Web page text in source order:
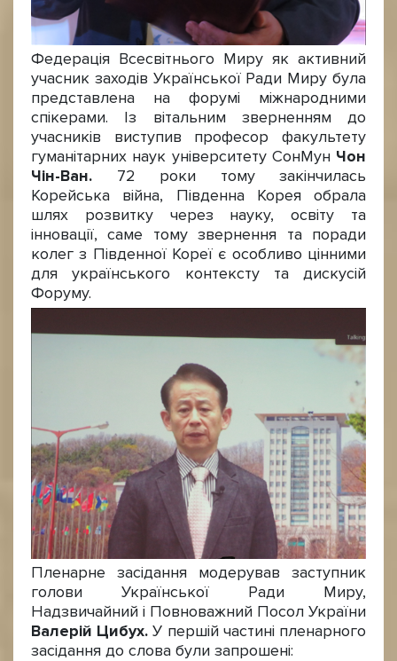
Федерація Всесвітнього Миру як активний
учасник заходів Української Ради Миру була
представлена на форумі міжнародними
спікерами. Із вітальним зверненням до
учасників виступив професор факультету
гуманітарних наук університету СонМунЧон
Чін-Ван. 72 роки тому закінчилась
Корейська війна, Південна Корея обрала
шлях розвитку через науку, освіту та
інновації, саме тому звернення та поради
колег з Південної Кореї є особливо цінними
для українського контексту та дискусій
Форуму.
Пленарне засідання модерував заступник
голови Української Ради Миру,
Надзвичайний і Повноважний Посол України
Валерій Цибух.У першій частині пленарного
засідання до слова були запрошені: